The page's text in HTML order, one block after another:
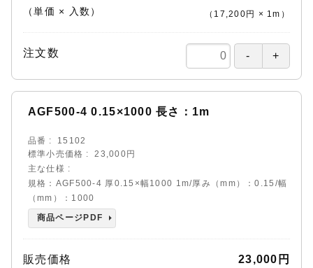
（単価 × 入数） （ 17,200円 × 1m ）
注文数
AGF500-4 0.15×1000 長さ：1m
品番
15102
標準小売価格
23,000円
主な仕様
規格：AGF500-4 厚0.15×幅1000 1m/厚み（mm）：0.15/幅
（mm）：1000
商品ページPDF
販売価格 23,000円